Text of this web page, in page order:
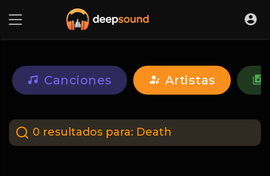
Canciones Artistas
0 resultados para: Death